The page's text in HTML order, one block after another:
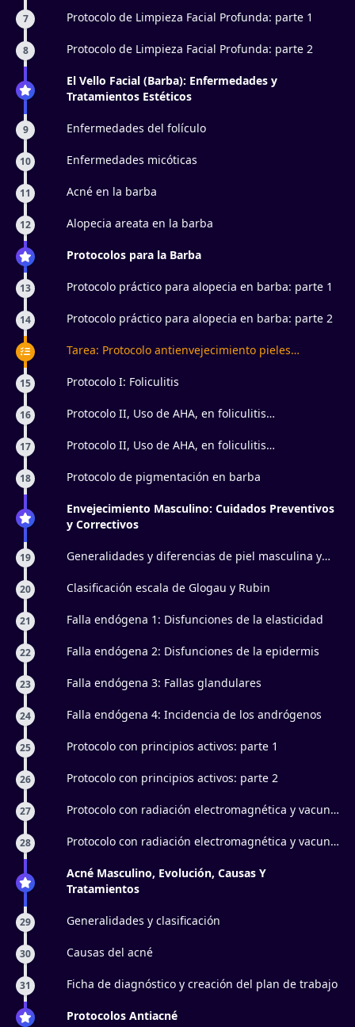
7 Protocolo de Limpieza Facial Profunda: parte 1
8 Protocolo de Limpieza Facial Profunda: parte 2
El Vello Facial (Barba): Enfermedades y
Tratamientos Estéticos
9 Enfermedades del folículo
10 Enfermedades micóticas
11 Acné en la barba
12 Alopecia areata en la barba
Protocolos para la Barba
13 Protocolo práctico para alopecia en barba: parte 1
14 Protocolo práctico para alopecia en barba: parte 2
Tarea: Protocolo antienvejecimiento pieles
15 Protocolo I: Foliculitis
16
Protocolo II, Uso de AHA, en foliculitis
17
Protocolo II, Uso de AHA, en foliculitis
18 Protocolo de pigmentación en barba
Envejecimiento Masculino: Cuidados Preventivos
y Correctivos
19
Generalidades y diferencias de piel masculina y
20 Clasificación escala de Glogau y Rubin
21 Falla endógena 1: Disfunciones de la elasticidad
22 Falla endógena 2: Disfunciones de la epidermis
23 Falla endógena 3: Fallas glandulares
24 Falla endógena 4: Incidencia de los andrógenos
25 Protocolo con principios activos: parte 1
26 Protocolo con principios activos: parte 2
27
Protocolo con radiación electromagnética y vacun
28
Protocolo con radiación electromagnética y vacun
Acné Masculino, Evolución, Causas Y
Tratamientos
29 Generalidades y clasificación
30 Causas del acné
31 Ficha de diagnóstico y creación del plan de trabajo
Protocolos Antiacné